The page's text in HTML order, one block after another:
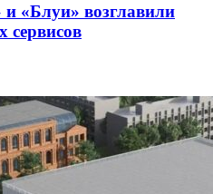
«Блуи» возглавили
сервисов